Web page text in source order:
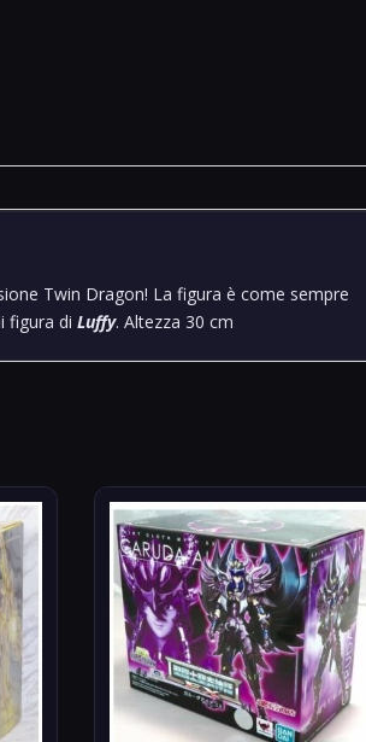
Twin Dragon! La figura è come sempre
figura diLuffy. Altezza 30 cm